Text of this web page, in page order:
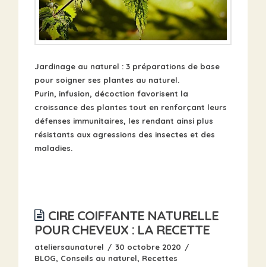
Jardinage au naturel : 3 préparations de base
pour soigner ses plantes au naturel.
Purin, infusion, décoction favorisent la
croissance des plantes tout en renforçant leurs
défenses immunitaires, les rendant ainsi plus
résistants aux agressions des insectes et des
maladies.
CIRE COIFFANTE NATURELLE
POUR CHEVEUX : LA RECETTE
ateliersaunaturel
30 octobre 2020
BLOG, Conseils au naturel, Recettes